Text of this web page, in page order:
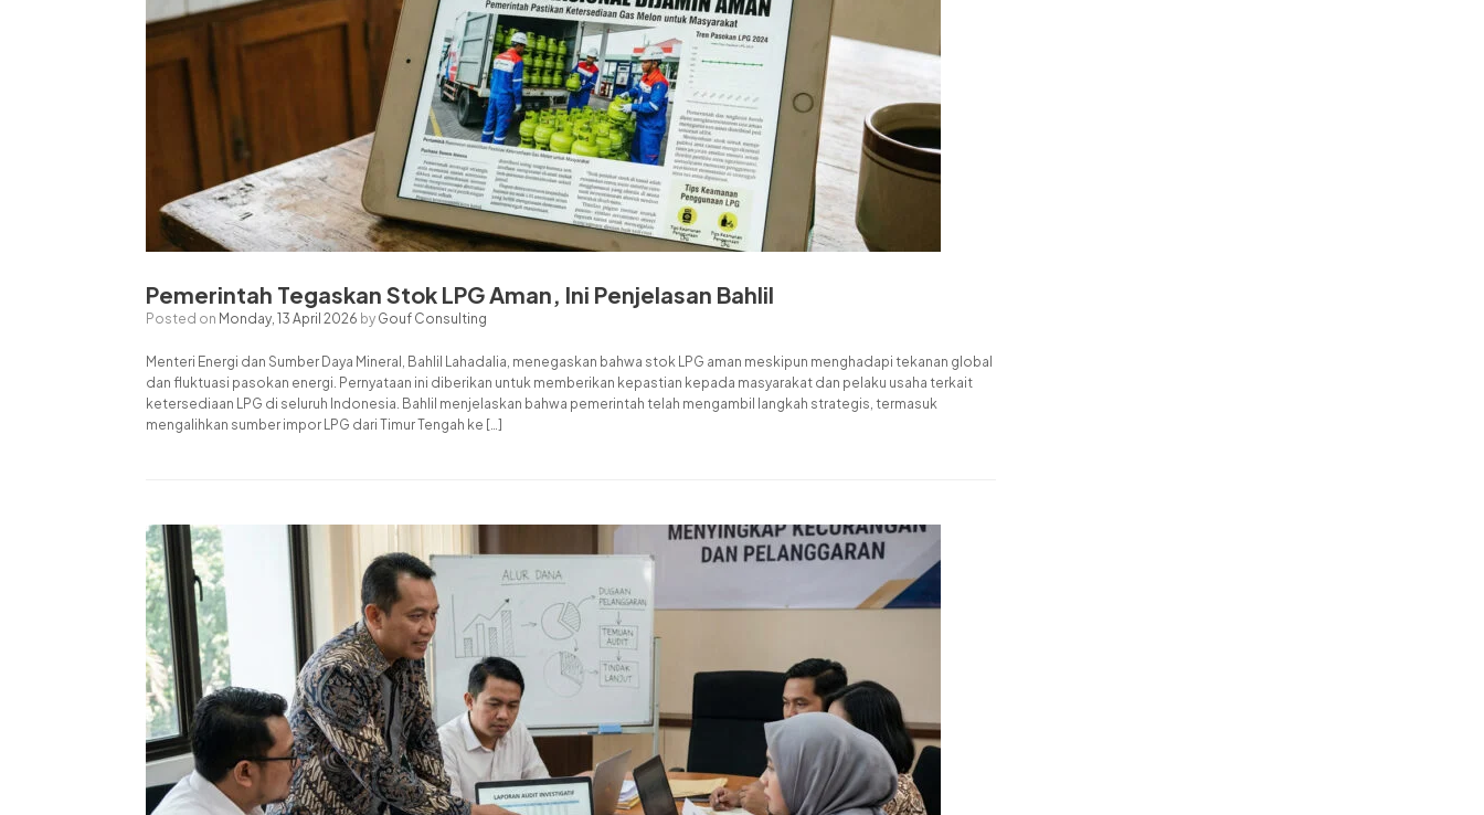
Pemerintah Tegaskan Stok LPG Aman, Ini Penjelasan Bahlil
Posted on Monday, 13 April 2026 by Gouf Consulting
Menteri Energi dan Sumber Daya Mineral, Bahlil Lahadalia, menegaskan bahwa stok LPG aman meskipun menghadapi tekanan global
dan fluktuasi pasokan energi. Pernyataan ini diberikan untuk memberikan kepastian kepada masyarakat dan pelaku usaha terkait
ketersediaan LPG di seluruh Indonesia. Bahlil menjelaskan bahwa pemerintah telah mengambil langkah strategis, termasuk
mengalihkan sumber impor LPG dari Timur Tengah ke […]